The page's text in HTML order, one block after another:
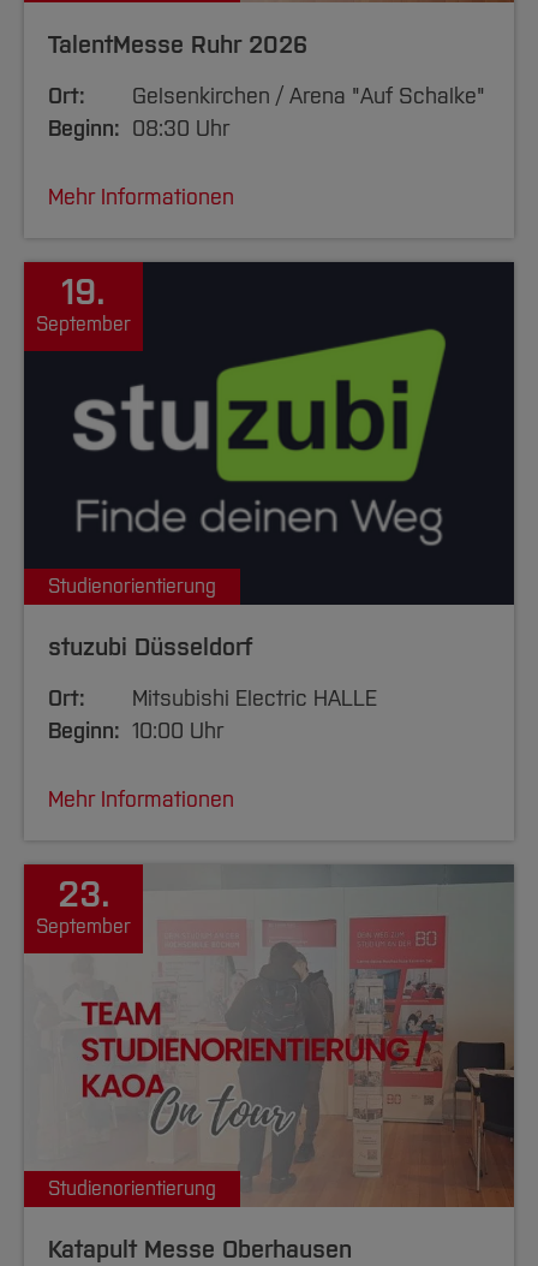
TalentMesse Ruhr 2026
Ort:
Gelsenkirchen / Arena "Auf Schalke"
Beginn: 08:30 Uhr
Mehr Informationen
Studienorientierung
19.
September
stuzubi Düsseldorf
Ort:
Mitsubishi Electric HALLE
Beginn: 10:00 Uhr
Mehr Informationen
Studienorientierung
23.
September
Katapult Messe Oberhausen